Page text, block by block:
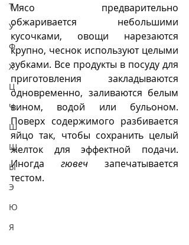
Т
У
Ф
Х
Ц
Ч
Ш
Щ
Ы
Э
Ю
Я
Мясо предварительно
обжаривается небольшими
кусочками, овощи нарезаются
крупно, чеснок используют целыми
зубками. Все продукты в посуду для
приготовления закладываются
одновременно, заливаются белым
вином, водой или бульоном.
Поверх содержимого разбивается
яйцо так, чтобы сохранить целый
желток для эффектной подачи.
Иногда гювеч запечатывается
тестом.